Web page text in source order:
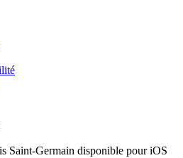
Saint-Germain disponible pour iOS